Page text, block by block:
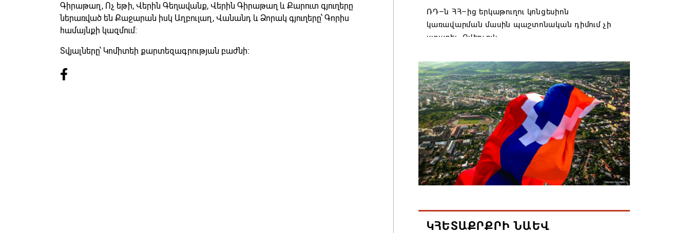
Գիրաթաղ, Ոչ եթի, Վերին Գեղավանք, Վերին Գիրաթաղ և Քարուտ գյուղերը
ներառված են Քաջարան իսկ Աղբուլաղ, Վանանդ և Ձորակ գյուղերը՝ Գորիս
համայնքի կազմում։
Տվյալները՝ Կոմիտեի քարտեզագրության բաժնի:
ՌԴ–ն ՀՀ–ից երկաթուղու կոնցեսիոն
կառավարման մասին պաշտոնական դիմում չի
ստացել. Օվերչուկ
Հայաստանյայց Առաքելական Եկեղեցու
առաջնորդը կկանգնի դատարանի առջև՝
կառավարության հետ խորացող
հակամարտության պատճառով․ Reuters-ի
արձագանքը
06.08.2026 18:41
Ռուսաստանից Ադրբեջանի տարածքով
06.08.2026 17:52
ԿՀԵՏԱՔՐՔՐԻ ՆԱԵՎ